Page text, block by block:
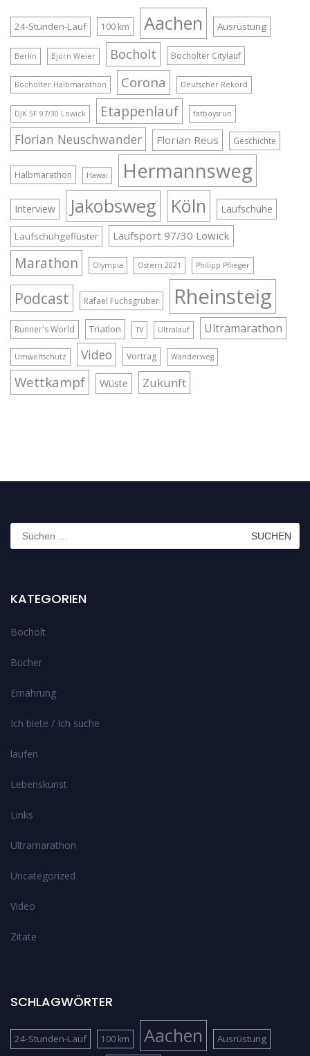
24-Stunden-Lauf 100 km Aachen Ausrüstung
Berlin Björn Weier Bocholt Bocholter Citylauf
Bocholter Halbmarathon Corona Deutscher Rekord
DJK SF 97/30 Lowick Etappenlauf fatboysrun
Florian Neuschwander Florian Reus Geschichte
Halbmarathon Hawai Hermannsweg
Interview Jakobsweg Köln Laufschuhe
Laufschuhgeflüster Laufsport 97/30 Lowick
Marathon Olympia Ostern 2021 Philipp Pflieger
Podcast Rafael Fuchsgruber Rheinsteig
Runner's World Triatlon TV Ultralauf Ultramarathon
Umweltschutz Video Vortrag Wanderweg
Wettkampf Wüste Zukunft
Suchen
nach:
KATEGORIEN
Bocholt
Bücher
Ernährung
Ich biete / Ich suche
laufen
Lebenskunst
Links
Ultramarathon
Uncategorized
Video
Zitate
SCHLAGWÖRTER
24-Stunden-Lauf 100 km Aachen Ausrüstung